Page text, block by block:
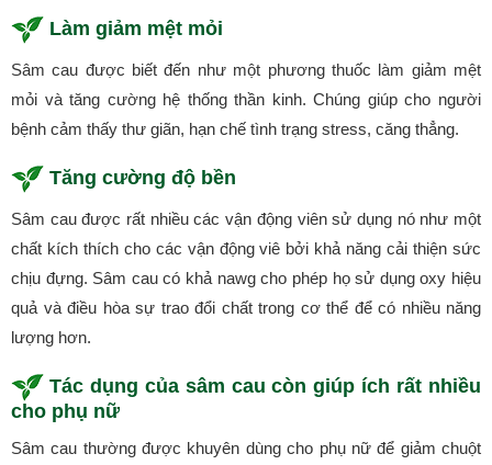
Làm giảm mệt mỏi
Sâm cau được biết đến như một phương thuốc làm giảm mệt
mỏi và tăng cường hệ thống thần kinh. Chúng giúp cho người
bệnh cảm thấy thư giãn, hạn chế tình trạng stress, căng thẳng.
Tăng cường độ bền
Sâm cau được rất nhiều các vận động viên sử dụng nó như một
chất kích thích cho các vận động viê bởi khả năng cải thiện sức
chịu đựng. Sâm cau có khả nawg cho phép họ sử dụng oxy hiệu
quả và điều hòa sự trao đổi chất trong cơ thể để có nhiều năng
lượng hơn.
Tác dụng của sâm cau còn giúp ích rất nhiều
cho phụ nữ
Sâm cau thường được khuyên dùng cho phụ nữ để giảm chuột